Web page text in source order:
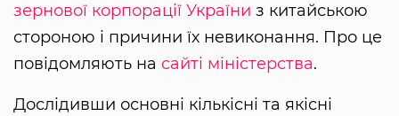
зернової корпорації України з китайською
стороною і причини їх невиконання. Про це
повідомляють на сайті міністерства.
Дослідивши основні кількісні та якісні